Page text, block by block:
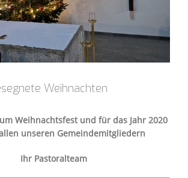
Weihnachten
Weihnachtsfest und für das Jahr 2020
unseren Gemeindemitgliedern
Ihr Pastoralteam